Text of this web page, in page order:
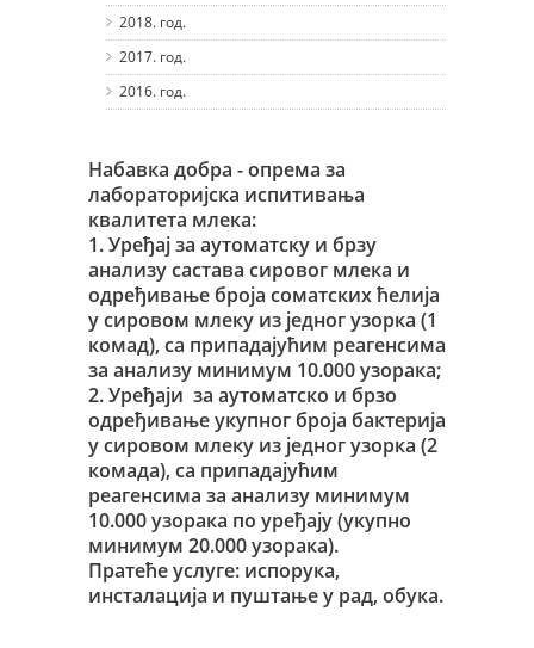
2018. год.
2017. год.
2016. год.
Набавка добра - опрема за
лабораторијска испитивања
квалитета млека:
1. Уређај за аутоматску и брзу
анализу састава сировог млека и
одређивање броја соматских ћелија
у сировом млеку из једног узорка (1
комад), са припадајућим реагенсима
за анализу минимум 10.000 узорака;
2. Уређаји за аутоматско и брзо
одређивање укупног броја бактерија
у сировом млеку из једног узорка (2
комада), са припадајућим
реагенсима за анализу минимум
10.000 узорака по уређају (укупно
минимум 20.000 узорака).
Пратеће услуге: испорука,
инсталација и пуштање у рад, обука.